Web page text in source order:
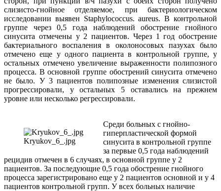
слизисто-гнойное отделяемое, при бактериологическом
исследовании выявен Staphylococcus. aureus. В контрольной
группе через 0,5 года наблюдений обострение гнойного
синусита отмечены у 2 пациентов. Через 1 год обострение
бактериального воспаления в околоносовых пазухах было
отмечено еще у одного пациента в контрольной группе, у
остальных отмечено увеличение выраженности полипозного
процесса. В основной группе обострений синусита отмечено
не было. У 3 пациентов полипозные изменения слизистой
прогрессировали, у остальных 5 оставались на прежнем
уровне или несколько регрессировали.
Kryukov_6_.jpg
Среди больных с гнойно-
гиперпластической формой
синусита в контрольной группе
за первые 0,5 года наблюдений
рецидив отмечен в 6 случаях, в основной группе у 2
пациентов. За последующие 0,5 года обострение гнойного
процесса зарегистрировано еще у 2 пациентов основной и у 4
пациентов контрольной групп. У всех больных наличие